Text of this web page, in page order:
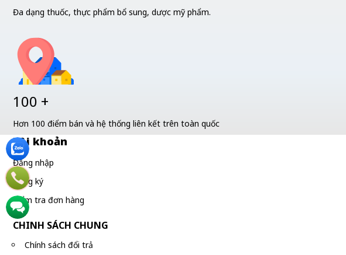
Đa dạng thuốc, thực phẩm bổ sung, dược mỹ phẩm.
100 +
Hơn 100 điểm bán và hệ thống liên kết trên toàn quốc
Tài khoản
Đăng nhập
Đăng ký
Kiểm tra đơn hàng
CHINH SÁCH CHUNG
Chính sách đổi trả